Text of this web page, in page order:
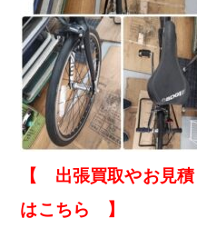
【 出張買取やお見
はこちら 】